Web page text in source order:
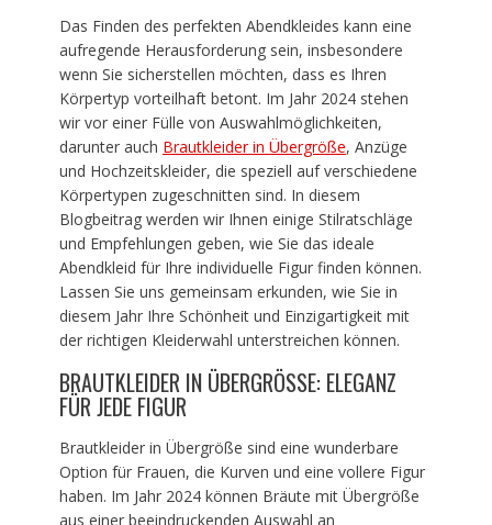
Das Finden des perfekten Abendkleides kann eine
aufregende Herausforderung sein, insbesondere
wenn Sie sicherstellen möchten, dass es Ihren
Körpertyp vorteilhaft betont. Im Jahr 2024 stehen
wir vor einer Fülle von Auswahlmöglichkeiten,
darunter auch Brautkleider in Übergröße, Anzüge
und Hochzeitskleider, die speziell auf verschiedene
Körpertypen zugeschnitten sind. In diesem
Blogbeitrag werden wir Ihnen einige Stilratschläge
und Empfehlungen geben, wie Sie das ideale
Abendkleid für Ihre individuelle Figur finden können.
Lassen Sie uns gemeinsam erkunden, wie Sie in
diesem Jahr Ihre Schönheit und Einzigartigkeit mit
der richtigen Kleiderwahl unterstreichen können.
BRAUTKLEIDER IN ÜBERGRÖSSE: ELEGANZ F
ÜR JEDE FIGUR
Brautkleider in Übergröße sind eine wunderbare
Option für Frauen, die Kurven und eine vollere Figur
haben. Im Jahr 2024 können Bräute mit Übergröße
aus einer beeindruckenden Auswahl an